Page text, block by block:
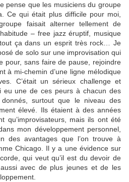
pense que les musiciens du groupe
Ce qui était plus difficile pour moi,
faisait alterner tellement de
– free jazz éruptif, musique
ça dans un esprit très rock… Je
de solo sur une improvisation qui
pour, sans faire de pause, rejoindre
à mi-chemin d’une ligne mélodique
C’était un sérieux challenge et
eu une de ces peurs à chacun des
surtout que le niveau des
élevé. Ils étaient à des années
qu’improvisateurs, mais ils ont été
mon développement personnel,
des avantages que l’on trouve à
Chicago. Il y a une évidence sur
qui veut qu’il est du devoir de
avec de plus jeunes et de les